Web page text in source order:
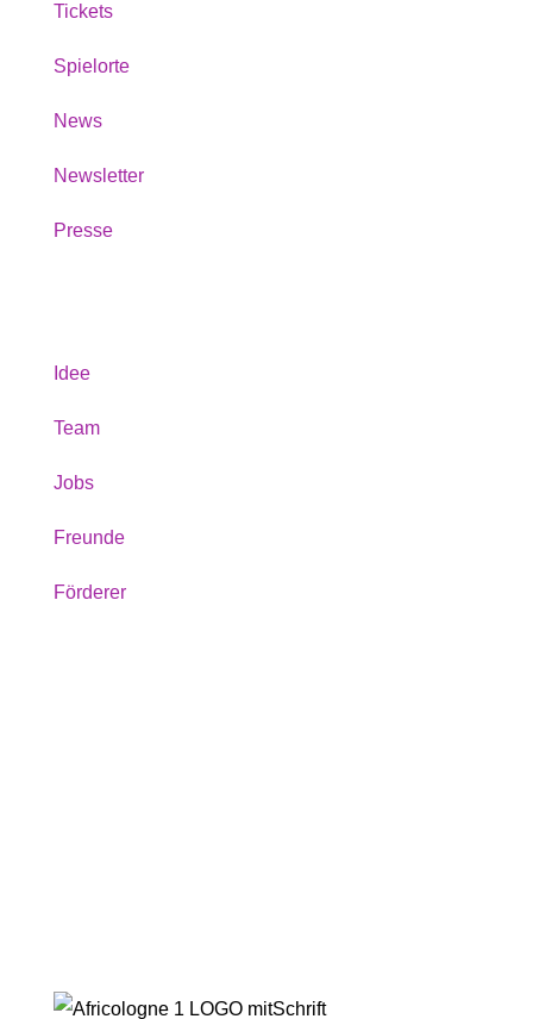
Tickets
Spielorte
News
Newsletter
Presse
Idee
Team
Jobs
Freunde
Förderer